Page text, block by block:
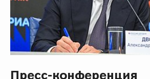
Пресс-конференция